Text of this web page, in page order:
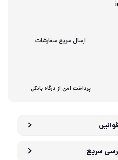
ارسال سریع سفارشات
پرداخت امن از درگاه بانکی
قوانین
سریع